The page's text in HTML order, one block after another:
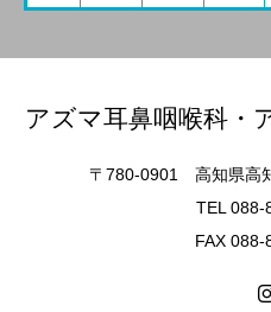
アズマ耳鼻咽喉科・
〒780-0901 高知県高
TEL 088-
FAX 088-